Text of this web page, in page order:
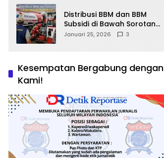
Distribusi BBM dan BBM
Subsidi di Bawah Sorotan
Publik: Antara Kepentingan
Januari 25, 2026 3
Kesempatan Bergabung dengan
Kami!